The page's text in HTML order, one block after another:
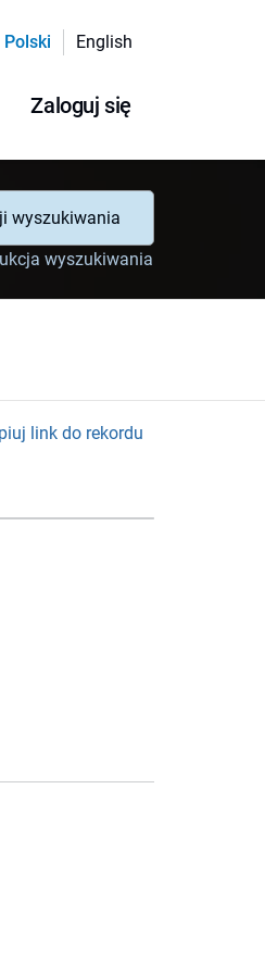
Polski English
Zaloguj się
wyszukiwania
wyszukiwania
link do rekordu